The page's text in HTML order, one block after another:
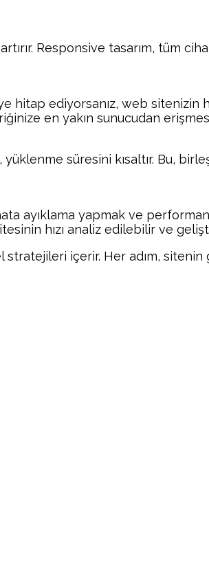
Responsive tasarım, tüm
ediyorsanız, web sitenizin
en yakın sunucudan
süresini kısaltır. Bu,
ayıklama yapmak ve
hızı analiz edilebilir ve
içerir. Her adım, sitenin